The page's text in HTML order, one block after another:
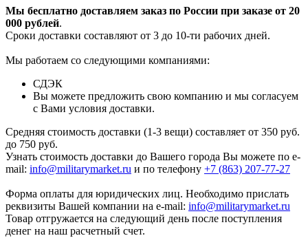
Мы бесплатно доставляем заказ по России при заказе от 20
000 рублей.
Сроки доставки составляют от 3 до 10-ти рабочих дней.
Мы работаем со следующими компаниями:
СДЭК
Вы можете предложить свою компанию и мы согласуем
с Вами условия доставки.
Средняя стоимость доставки (1-3 вещи) составляет от 350 руб.
до 750 руб.
Узнать стоимость доставки до Вашего города Вы можете по e-
mail: info@militarymarket.ru и по телефону +7 (863) 207-77-27
Форма оплаты для юридических лиц. Необходимо прислать
реквизиты Вашей компании на е-mail: info@militarymarket.ru
Товар отгружается на следующий день после поступления
денег на наш расчетный счет.